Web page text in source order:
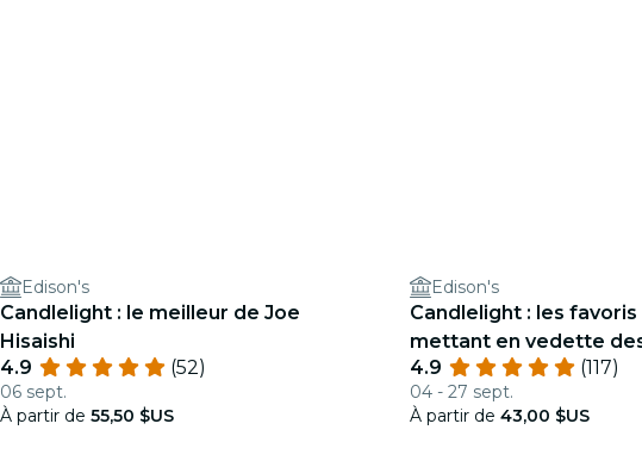
Edison's
Candlelight : le meilleur de Joe
Hisaishi
4.9
(52)
06 sept.
À partir de 55,50 $US
Edison's
Candlelight : les favoris
mettant en vedette
Prince, Childish
4.9 (117)
04 - 27 sept.
À partir de 43,00 $US